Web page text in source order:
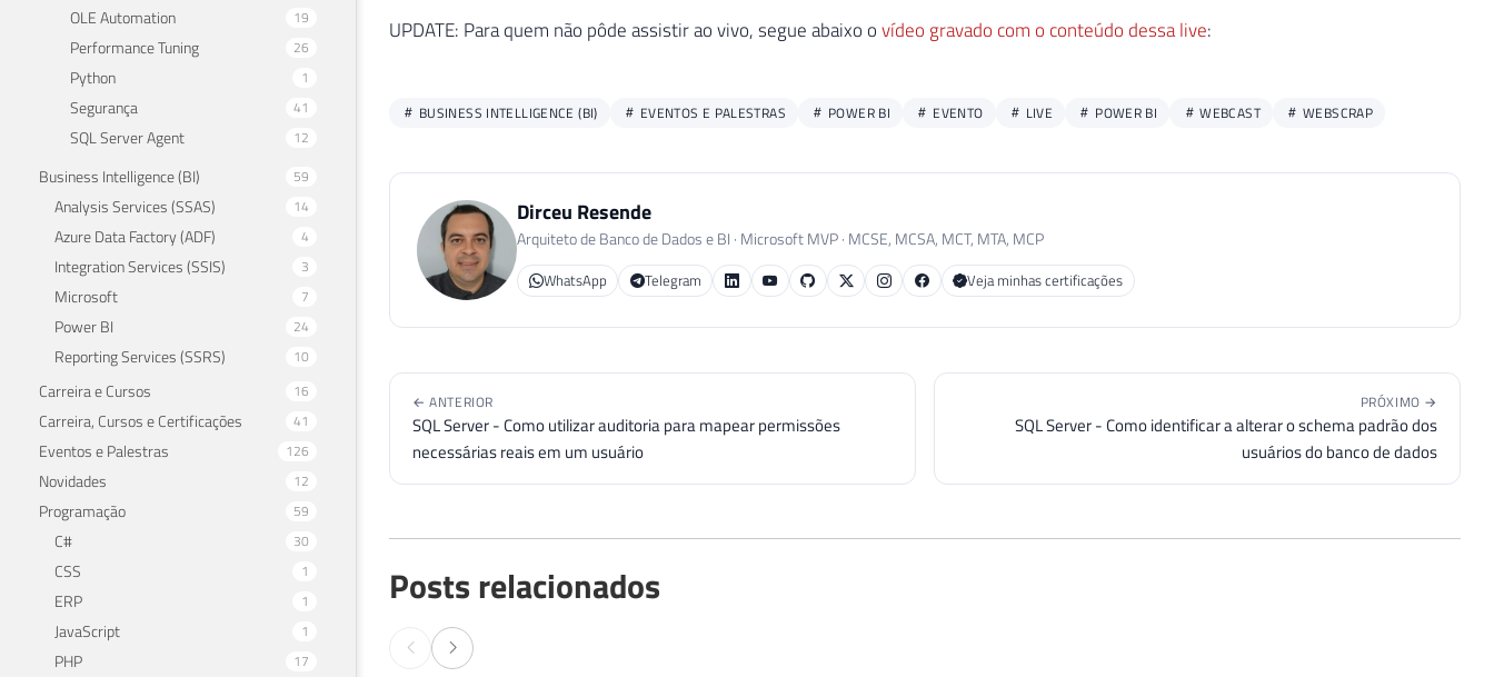
OLE Automation 19
Performance Tuning 26
Python 1
Segurança 41
SQL Server Agent 12
Business Intelligence (BI) 59
Analysis Services (SSAS) 14
Azure Data Factory (ADF) 4
Integration Services (SSIS) 3
Microsoft 7
Power BI 24
Reporting Services (SSRS) 10
Carreira e Cursos 16
Carreira, Cursos e Certificações 41
Eventos e Palestras 126
Novidades 12
Programação 59
C# 30
CSS 1
ERP 1
JavaScript 1
PHP 17
UPDATE: Para quem não pôde assistir ao vivo, segue abaixo ovídeo gravado com o conteúdo dessa live:
BUSINESS INTELLIGENCE (BI) EVENTOS E PALESTRAS POWER BI EVENTO LIVE POWER BI WEBCAST WEBSCRAP
Dirceu Resende
Arquiteto de Banco de Dados e BI · Microsoft MVP · MCSE, MCSA, MCT, MTA, MCP
WhatsApp Telegram Veja minhas certificações
← ANTERIOR
SQL Server - Como utilizar auditoria para mapear permissões
necessárias reais em um usuário
PRÓXIMO →
SQL Server - Como identificar a alterar o schema padrão dos
usuários do banco de dados
Posts relacionados